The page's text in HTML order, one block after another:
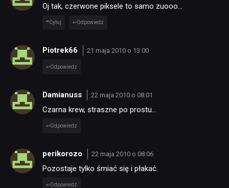
Oj tak, czerwone piksele to samo zuooo…
Cytuj Odpowiedz
Piotrek66 21 maja 2010 o 13:00
Odpowiedz
Damianuss 22 maja 2010 o 08:01
Czarna krew, straszne po prostu…
Odpowiedz
perikorozo 22 maja 2010 o 08:06
Pozostaje tylko śmiać się i płakać.
Odpowiedz